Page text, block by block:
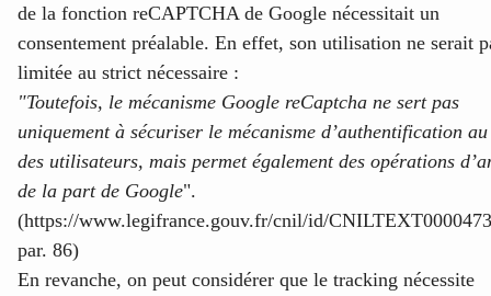
de la fonction reCAPTCHA de Google nécessitait un
consentement préalable. En effet, son utilisation ne serait
limitée au strict nécessaire :
"Toutefois, le mécanisme Google reCaptcha ne sert pas
uniquement à sécuriser le mécanisme d’authentification
des utilisateurs, mais permet également des opérations
de la part de Google".
(https://www.legifrance.gouv.fr/cnil/id/
par. 86)
En revanche, on peut considérer que le tracking nécessite